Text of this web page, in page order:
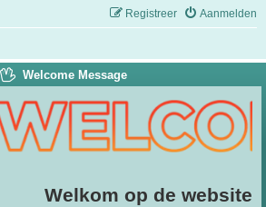
Aanmelden
Registreer
Welcome Message
Welkom op de website